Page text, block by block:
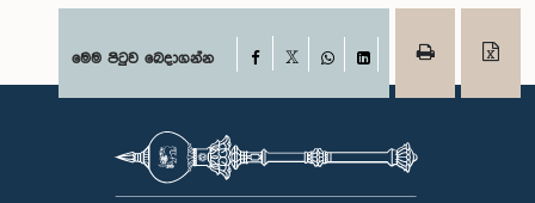
මෙම පිටුව බෙදාගන්න Facebook
WhatsAppLinkedIn